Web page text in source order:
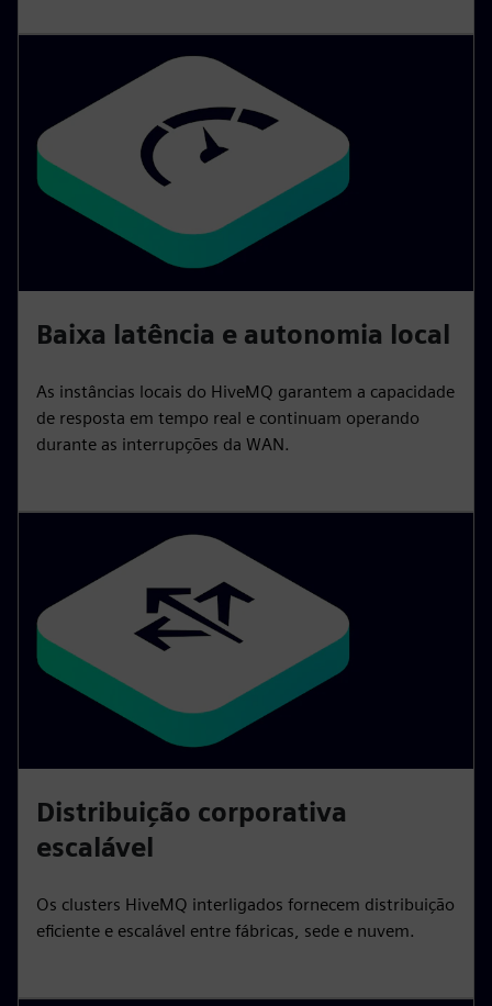
Baixa latência e autonomia local
As instâncias locais do HiveMQ garantem a capacidade
de resposta em tempo real e continuam operando
durante as interrupções da WAN.
Distribuição corporativa
escalável
Os clusters HiveMQ interligados fornecem distribuição
eficiente e escalável entre fábricas, sede e nuvem.